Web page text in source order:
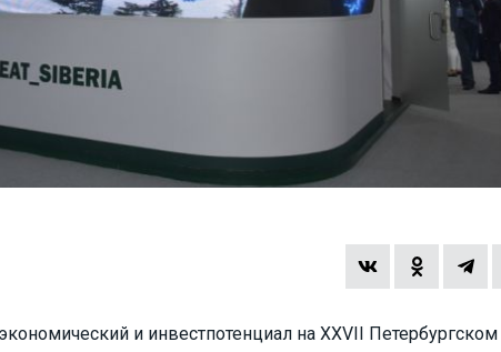
и инвестпотенциал на XXVII Петербургском